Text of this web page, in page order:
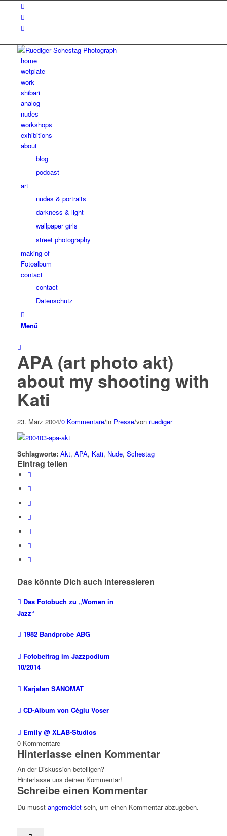
home
wetplate
work
shibari
analog
nudes
workshops
exhibitions
about
blog
podcast
art
nudes & portraits
darkness & light
wallpaper girls
street photography
making of
Fotoalbum
contact
contact
Datenschutz
Menü
APA (art photo akt)
about my shooting with
Kati
23. März 2004/0 Kommentare/in Presse/von ruediger
Schlagworte: Akt, APA, Kati, Nude, Schestag
Eintrag teilen
Das könnte Dich auch interessieren
Das Fotobuch zu „Women in
Jazz“
1982 Bandprobe ABG
Fotobeitrag im Jazzpodium
10/2014
Karjalan SANOMAT
CD-Album von Cégiu Voser
Emily @ XLAB-Studios
0 Kommentare
Hinterlasse einen Kommentar
An der Diskussion beteiligen?
Hinterlasse uns deinen Kommentar!
Schreibe einen Kommentar
Du musst angemeldetsein, um einen Kommentar abzugeben.